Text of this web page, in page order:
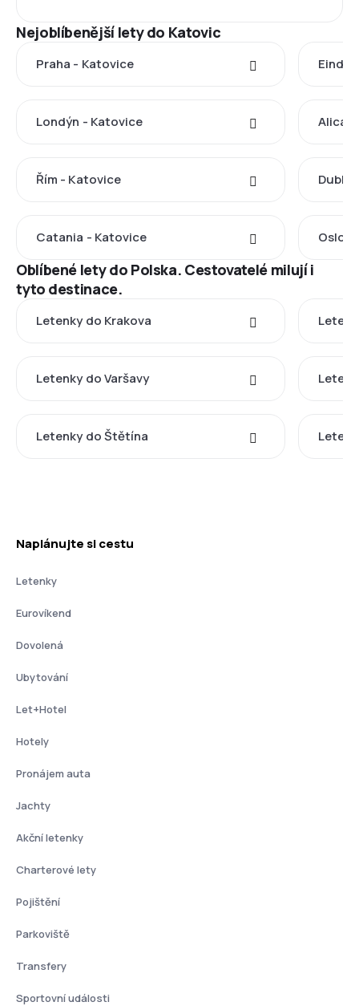
Nejoblíbenější lety do Katovic
Praha - Katovice
Londýn - Katovice
Řím - Katovice
Catania - Katovice Oslo -
Oblíbené lety do Polska. Cestovatelé milují i
tyto destinace.
Letenky do Krakova
Letenky do Varšavy
Letenky do Štětína
Naplánujte si cestu
Letenky
Eurovíkend
Dovolená
Ubytování
Let+Hotel
Hotely
Pronájem auta
Jachty
Akční letenky
Charterové lety
Pojištění
Parkoviště
Transfery
Sportovní události